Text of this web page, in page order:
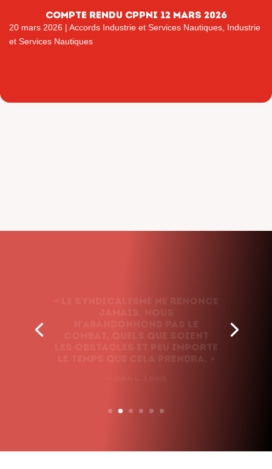
COMPTE RENDU CPPNI 12 MARS 2026
20 mars 2026 | Accords Industrie et Services Nautiques Industrie
et Services Nautiques